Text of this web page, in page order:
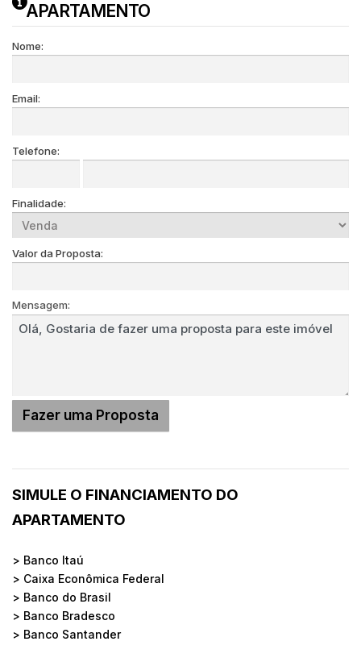
APARTAMENTO
Nome:
Email:
Telefone:
Finalidade:
Valor da Proposta:
Mensagem:
SIMULE O FINANCIAMENTO DO
APARTAMENTO
> Banco Itaú
> Caixa Econômica Federal
> Banco do Brasil
> Banco Bradesco
> Banco Santander